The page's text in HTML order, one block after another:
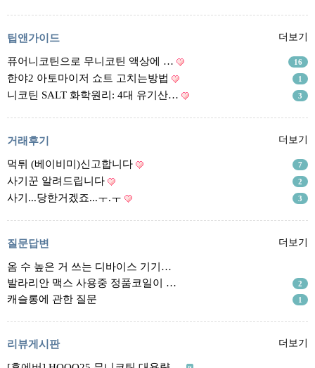
팁앤가이드
레시피계산기
업체
업체게시판
모더게시판
제휴업체
트레이드
판매
구매
거래후기
즐겨찾기
팁앤가이드 더보기
퓨어니코틴으로 무니코틴 액상에 … 16
한야2 아토마이저 쇼트 고치는방법 1
니코틴 SALT 화학원리: 4대 유기산… 3
거래후기 더보기
먹튀 (베이비미)신고합니다 7
사기꾼 알려드립니다 2
사기...당한거겠죠...ㅜ.ㅜ 3
질문답변 더보기
옴 수 높은 거 쓰는 디바이스 기기…
발라리안 맥스 사용중 정품코일이 …
2
캐슬롱에 관한 질문 1
리뷰게시판 더보기